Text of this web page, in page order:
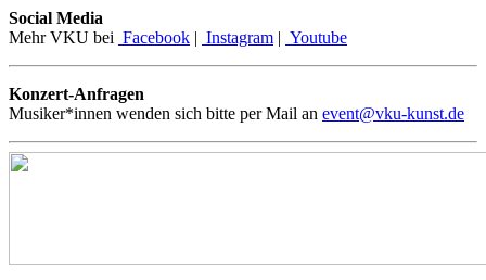
Social Media
Mehr VKU bei Facebook | Instagram | Youtube
Konzert-Anfragen
Musiker*innen wenden sich bitte per Mail an event@vku-kunst.de